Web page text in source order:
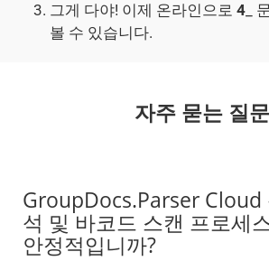
그게 다야! 이제 온라인으로 4 _
볼 수 있습니다.
자주 묻는 질문
GroupDocs.Parser Cloud
석 및 바코드 스캔 프로세
안정적입니까?